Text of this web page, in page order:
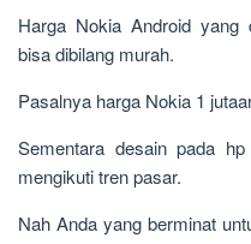
Harga Nokia Android yang
bisa dibilang murah.
Pasalnya harga Nokia 1
Sementara desain pada
mengikuti tren pasar.
Nah Anda yang berminat